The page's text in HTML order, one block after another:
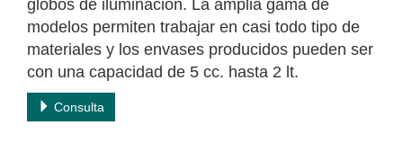
globos de iluminación. La amplia gama de
modelos permiten trabajar en casi todo tipo de
materiales y los envases producidos pueden ser
con una capacidad de 5 cc. hasta 2 lt.
Consulta